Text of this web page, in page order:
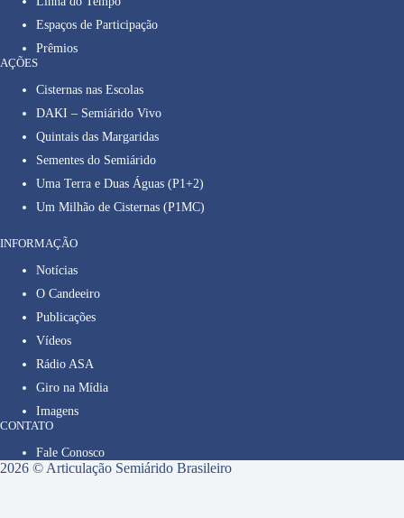
Espaços de Participação
Prêmios
AÇÕES
Cisternas nas Escolas
DAKI – Semiárido Vivo
Quintais das Margaridas
Sementes do Semiárido
Uma Terra e Duas Águas (P1+2)
Um Milhão de Cisternas (P1MC)
INFORMAÇÃO
Notícias
O Candeeiro
Publicações
Vídeos
Rádio ASA
Giro na Mídia
Imagens
CONTATO
Fale Conosco
2026 © Articulação Semiárido Brasileiro